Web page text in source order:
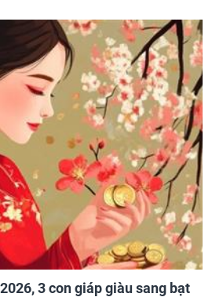
3 con giáp giàu sang bạt